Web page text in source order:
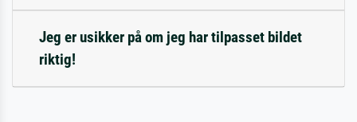
Jeg er usikker på om jeg har tilpasset bildet
riktig!